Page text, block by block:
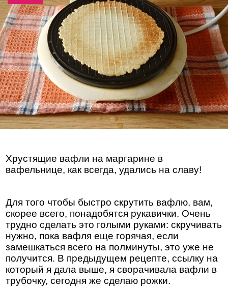
Хрустящие вафли на маргарине в
вафельнице, как всегда, удались на славу!
Для того чтобы быстро скрутить вафлю, вам,
скорее всего, понадобятся рукавички. Очень
трудно сделать это голыми руками: скручивать
нужно, пока вафля еще горячая, если
замешкаться всего на полминуты, это уже не
получится. В предыдущем рецепте, ссылку на
который я дала выше, я сворачивала вафли в
трубочку, сегодня же сделаю рожки.